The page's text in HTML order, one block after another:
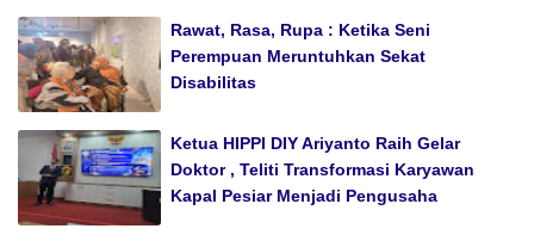
Rawat, Rasa, Rupa : Ketika Seni
Perempuan Meruntuhkan Sekat
Disabilitas
Ketua HIPPI DIY Ariyanto Raih Gelar
Doktor , Teliti Transformasi Karyawan
Kapal Pesiar Menjadi Pengusaha